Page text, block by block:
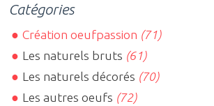
Catégories
Création oeufpassion (71)
Les naturels bruts (61)
Les naturels décorés (70)
Les autres oeufs (72)